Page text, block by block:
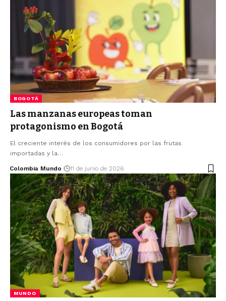
BOGOTÁ
Las manzanas europeas toman
protagonismo en Bogotá
El creciente interés de los consumidores por las frutas
importadas y la…
Colombia Mundo 11 de junio de 2026
MUNDO